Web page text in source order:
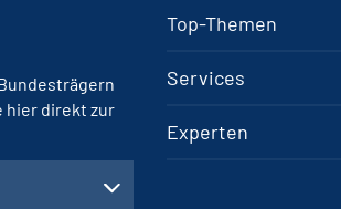
Top-Themen
Services
Experten
hier direkt zur